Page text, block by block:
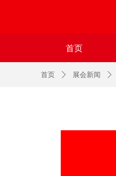
首页
首页 ꄲ 展会新闻 ꄲ